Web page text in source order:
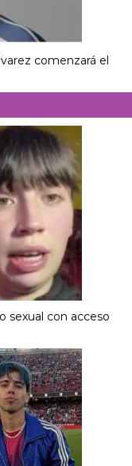
comenzará el
sexual con acceso